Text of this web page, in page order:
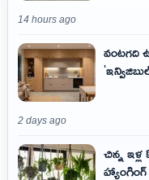
14 hours ago
వంటగది
2 days ago
చిన్న